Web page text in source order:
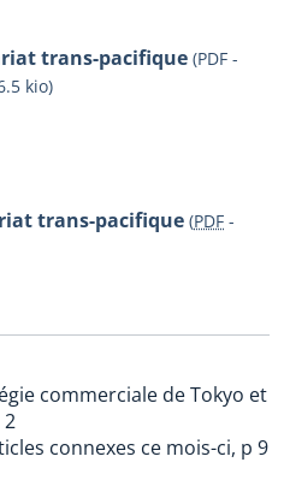
trans-pacifique (PDF -
kio)
trans-pacifique (PDF -
commerciale de Tokyo et
connexes ce mois-ci, p 9